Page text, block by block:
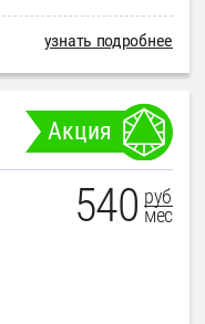
узнать подробнее
Акция
540 руб
мес